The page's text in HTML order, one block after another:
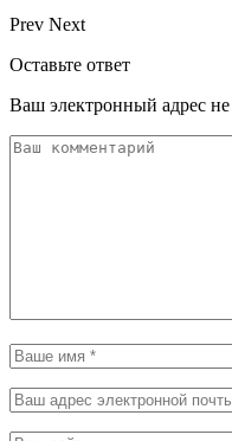
Prev Next
Оставьте ответ
Ваш электронный адрес не